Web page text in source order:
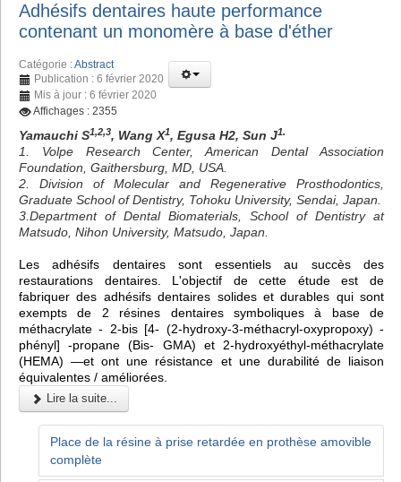
Adhésifs dentaires haute performance
contenant un monomère à base d'éther
Catégorie :Abstract
Publication : 6 février 2020
Mis à jour : 6 février 2020
Affichages : 2355
Yamauchi S1,2,3, Wang X1, Egusa H2, Sun J1.
1. Volpe Research Center, American Dental Association
Foundation, Gaithersburg, MD, USA.
2. Division of Molecular and Regenerative Prosthodontics,
Graduate School of Dentistry, Tohoku University, Sendai, Japan.
3.Department of Dental Biomaterials, School of Dentistry at
Matsudo, Nihon University, Matsudo, Japan.
Les adhésifs dentaires sont essentiels au succès des
restaurations dentaires. L'objectif de cette étude est de
fabriquer des adhésifs dentaires solides et durables qui sont
exempts de 2 résines dentaires symboliques à base de
méthacrylate - 2-bis [4- (2-hydroxy-3-méthacryl-oxypropoxy) -
phényl] -propane (Bis- GMA) et 2-hydroxyéthyl-méthacrylate
(HEMA) —et ont une résistance et une durabilité de liaison
équivalentes / améliorées.
Lire la suite...
Place de la résine à prise retardée en prothèse amovible
complète